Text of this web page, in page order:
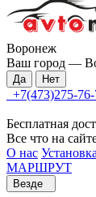
Воронеж
Ваш город —
+7(473)275-
Бесплатная
Все что на
О нас
МАРШРУТ
Везде